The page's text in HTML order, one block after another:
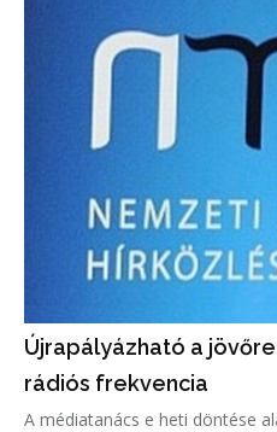
Újrapályázható a
rádiós frekvencia
A médiatanács e heti döntése